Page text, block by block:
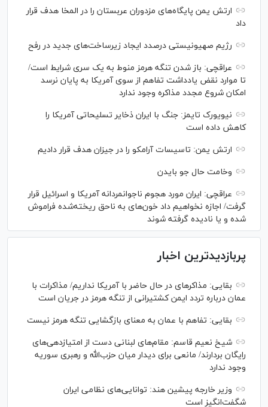
ارتش یمن پایگاه‌های مزدوران عربستان را در المخا هدف قرار
داد
رژیم صهیونیستی درصدد ایجاد زیرساخت‌های جدید در رفح
عراقچی: باز شدن تنگه هرمز منوط به یک سری شرایط است/
تا موارد نقض یادداشت تفاهم از سوی آمریکا به پایان نرسد
امکان شروع مجدد مذاکره وجود ندارد
نیویورک تایمز: جنگ با ایران ذخایر تسلیحاتی آمریکا را
کاهش داده است
ارتش یمن: تاسیسات آرامکو را در جیزان هدف قرار دادیم
وخامت حال جو بایدن
عراقچی: ایران مورد هجوم ناجوانمردانه آمریکا و اسرائیل قرار
گرفت/ اجازه نخواهیم داد خون‌های به ناحق ریخته‌شده فراموش
شده و یا نادیده گرفته شوند
پربازدیدترین اخبار
بقایی: مذاکره‎ای در حال حاضر با آمریکا نداریم/ مذاکرات با
عمان درباره تردد ایمن کشتیرانی از تنگه هرمز در جریان است
بقایی: تفاهم با عمان به معنای بازگشایی تنگه هرمز نیست
شیخ نعیم قاسم: مقام‌های لبنانی دست از امتیازدهی‌های
رایگان بردارند/ مانعی برای دیدار میان حزب‌الله و رهبری سوریه
وجود ندارد
وزیر خارجه پیشین هند: توانایی‌های نظامی ایران
شگفت‌انگیز است